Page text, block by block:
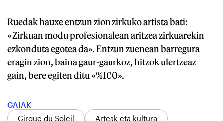
Ruedak hauxe entzun zion zirkuko artista bati:
«Zirkuan modu profesionalean aritzea zirkuarekin
ezkonduta egotea da». Entzun zuenean barregura
eragin zion, baina gaur-gaurkoz, hitzok ulertzeaz
gain, bere egiten ditu «%100».
GAIAK
Cirque du Soleil
Arteak eta kultura